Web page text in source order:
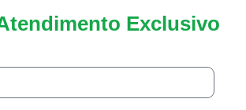
Exclusivo